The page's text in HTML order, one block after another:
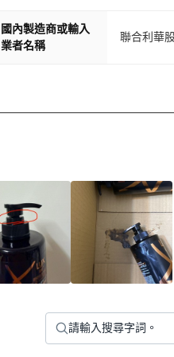
國內製造商或輸入
業者名稱
聯合利華